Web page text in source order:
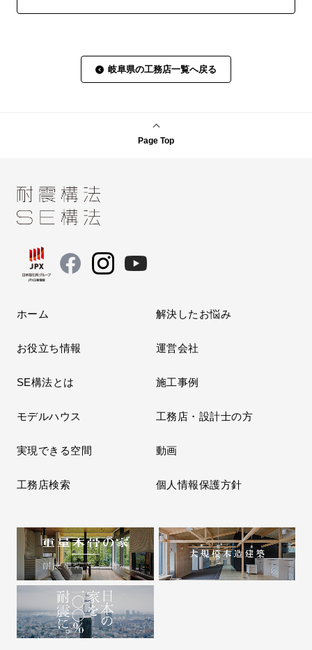
岐阜県の工務店一覧へ戻る
Page Top
ホーム 解決したお悩み
お役立ち情報 運営会社
SE構法とは 施工事例
モデルハウス 工務店・設計士の方
実現できる空間 動画
工務店検索 個人情報保護方針